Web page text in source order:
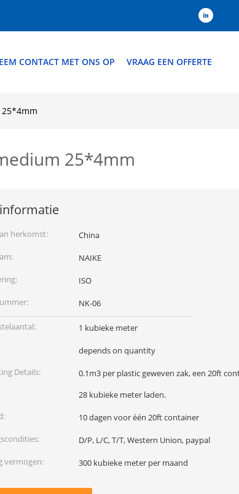
CONTACT MET ONS OP VRAAG EEN OFFERTE
25*4mm
herkomst:
China
NAIKE
ISO
NK-06
1 kubieke meter
depends on quantity
Details:
0.1m3 per plastic geweven zak, een 20ft
28 kubieke meter laden.
10 dagen voor één 20ft container
D/P, L/C, T/T, Western Union, paypal
vermogen:
300 kubieke meter per maand